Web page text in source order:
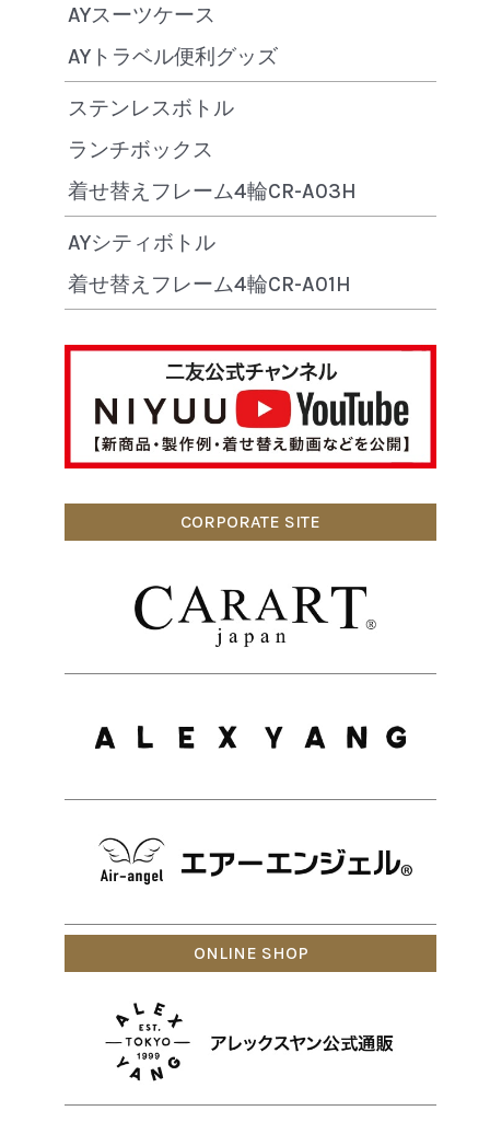
AYスーツケース
AYトラベル便利グッズ
ステンレスボトル
ランチボックス
着せ替えフレーム4輪CR-A03H
AYシティボトル
着せ替えフレーム4輪CR-A01H
CORPORATE SITE
ONLINE SHOP